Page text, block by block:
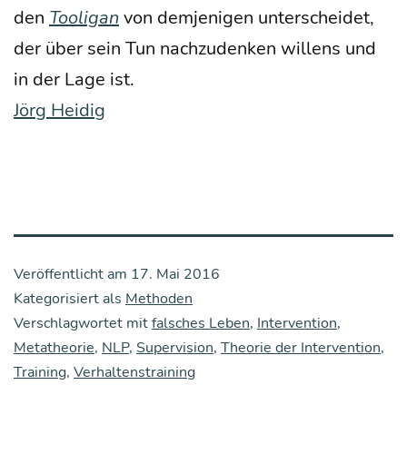
den Too­li­gan von dem­je­ni­gen unter­schei­det,
der über sein Tun nach­zu­den­ken wil­lens und
in der Lage ist.
Jörg Hei­dig
Veröffentlicht am 17. Mai 2016
Kategorisiert als Methoden
Verschlagwortet mitfalsches Leben, Intervention,
Metatheorie, NLP, Supervision, Theorie der Intervention,
Training, Verhaltenstraining